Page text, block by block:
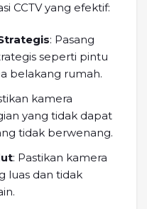
CCTV yang efektif:
: Pasang
seperti pintu
belakang rumah.
kamera
yang tidak dapat
tidak berwenang.
: Pastikan kamera
luas dan tidak